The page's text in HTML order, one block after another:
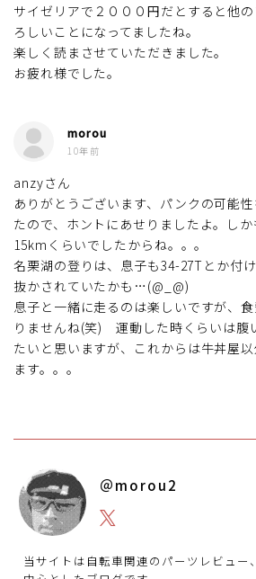
サイゼリアで２０００円だとすると他
ろしいことになってましたね。
楽しく読まさせていただきました。
お疲れ様でした。
morou
10年前
anzyさん
ありがとうございます、パンクの可能
たので、ホントにあせりましたよ。し
15kmくらいでしたからね。。。
名栗湖の登りは、息子も34-27Tとか付
抜かされていたかも…(@_@)
息子と一緒に走るのは楽しいですが、
りませんね(笑) 運動した時くらいは腹
たいと思いますが、これからは牛丼屋
ます。。。
＠morou2
当サイトは自転車関連のパーツレビュー